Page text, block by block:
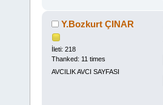
Y.Bozkurt ÇINAR
İleti: 218
Thanked: 11 times
AVCILIK AVCI SAYFASI